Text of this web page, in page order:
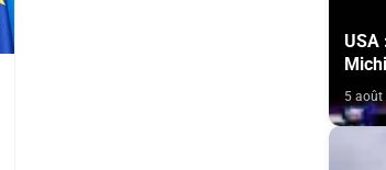
USA
5 août